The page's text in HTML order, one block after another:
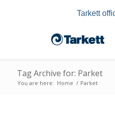
Tarkett
Tag Archive for: Parket
You are here: Home / Parket